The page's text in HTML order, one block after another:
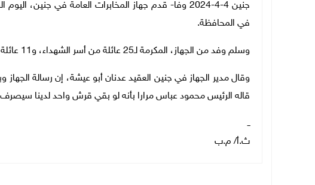
جنين 4-4-2024 وفا- قدم جهاز المخابرات العامة في
في المحافظة.
وسلم وفد من الجهاز، المكرمة لـ25 عائلة من أسر الشهداء، و11 عائلة من ذوي الأسرى المنتسبين للمخابرات العامة
وقال مدير الجهاز في جنين العقيد عدنان أبو عيشة، إن رسالة الجهاز
قاله الرئيس محمود عباس مرارا بأنه لو بقي قرش واحد لدينا
ــ
ث.أ/ م.ب